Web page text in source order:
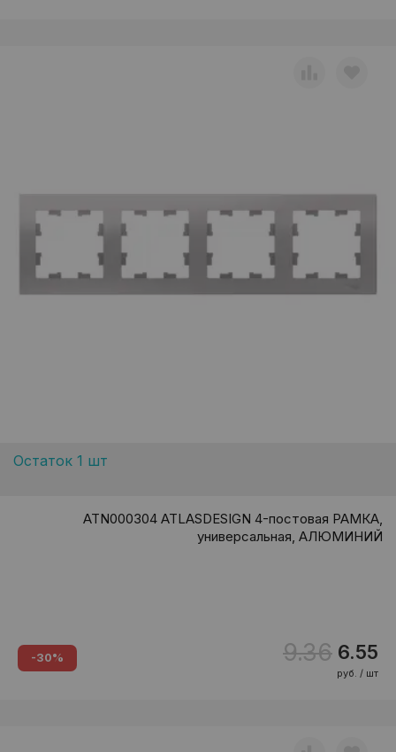
Остаток 1 шт
ATN000304 ATLASDESIGN 4-постовая РАМКА,
универсальная, АЛЮМИНИЙ
-30% 9.36 6.55
руб. / шт